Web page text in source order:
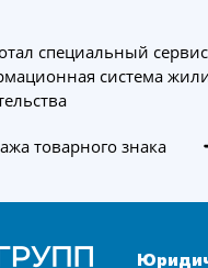
специальный
система
товарного знака